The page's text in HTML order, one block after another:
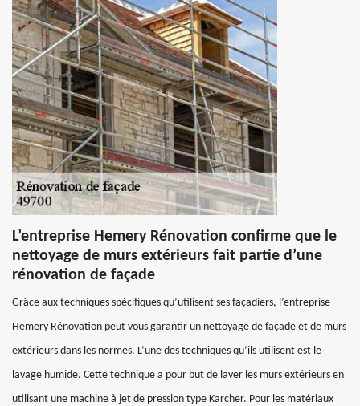
L’entreprise Hemery Rénovation confirme que le
nettoyage de murs extérieurs fait partie d’une
rénovation de façade
Grâce aux techniques spécifiques qu’utilisent ses façadiers, l’entreprise
Hemery Rénovation peut vous garantir un nettoyage de façade et de murs
extérieurs dans les normes. L’une des techniques qu’ils utilisent est le
lavage humide. Cette technique a pour but de laver les murs extérieurs en
utilisant une machine à jet de pression type Karcher. Pour les matériaux